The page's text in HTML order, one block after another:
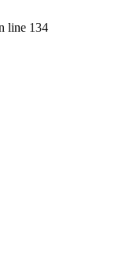
line 134